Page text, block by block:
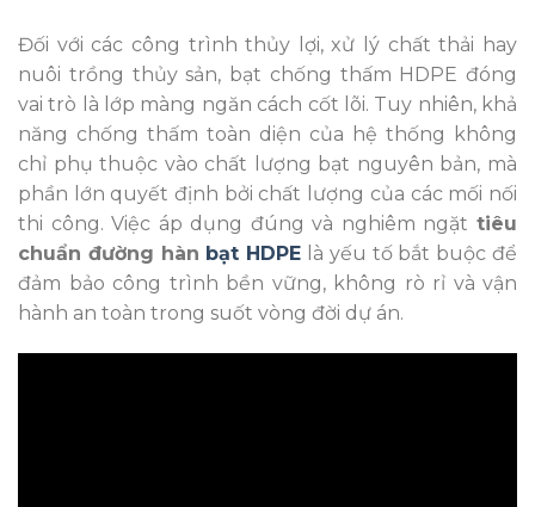
Đối với các công trình thủy lợi, xử lý chất thải hay
nuôi trồng thủy sản, bạt chống thấm HDPE đóng
vai trò là lớp màng ngăn cách cốt lõi. Tuy nhiên, khả
năng chống thấm toàn diện của hệ thống không
chỉ phụ thuộc vào chất lượng bạt nguyên bản, mà
phần lớn quyết định bởi chất lượng của các mối nối
thi công. Việc áp dụng đúng và nghiêm ngặt tiêu
chuẩn đường hàn bạt HDPE là yếu tố bắt buộc để
đảm bảo công trình bền vững, không rò rỉ và vận
hành an toàn trong suốt vòng đời dự án.